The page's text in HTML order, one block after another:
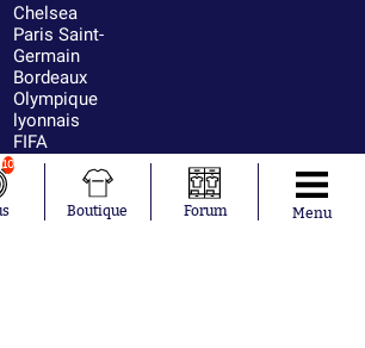
Chelsea
Paris Saint-
Germain
Bordeaux
Olympique
lyonnais
FIFA
Real Madrid
RC Strasbourg
AC Milan
France
10
Boutique Forum Menu